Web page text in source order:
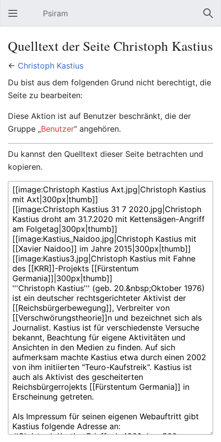
Hauptmenü öffnen Psiram
Quelltext der Seite Christoph Kastius
← Christoph Kastius
Du bist aus dem folgenden Grund nicht berechtigt, die
Seite zu bearbeiten:
Diese Aktion ist auf Benutzer beschränkt, die der
Gruppe „Benutzer“ angehören.
Du kannst den Quelltext dieser Seite betrachten und
kopieren.